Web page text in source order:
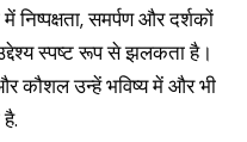
समर्पण और दर्शकों
स्पष्ट रूप से झलकता है।
कौशल उन्हें भविष्य में और भी